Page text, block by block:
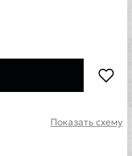
Показать схему